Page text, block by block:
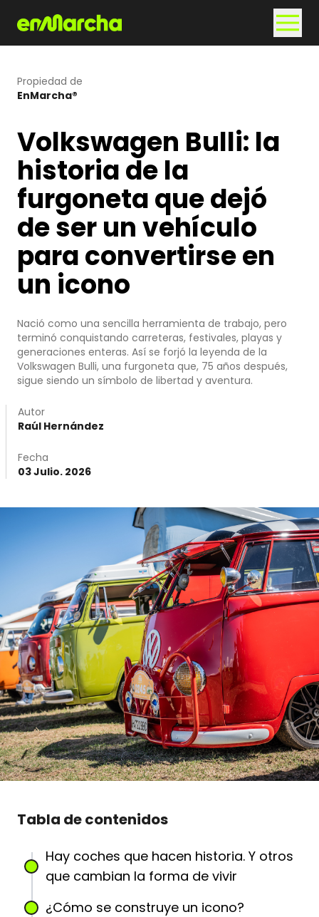
Propiedad de
EnMarcha®
Volkswagen Bulli: la
historia de la
furgoneta que dejó
de ser un vehículo
para convertirse en
un icono
Nació como una sencilla herramienta de trabajo, pero
terminó conquistando carreteras, festivales, playas y
generaciones enteras. Así se forjó la leyenda de la
Volkswagen Bulli, una furgoneta que, 75 años después,
sigue siendo un símbolo de libertad y aventura.
Autor
Raúl Hernández
Fecha
03 Julio. 2026
Tabla de contenidos
Hay coches que hacen historia. Y otros
que cambian la forma de vivir
¿Cómo se construye un icono?